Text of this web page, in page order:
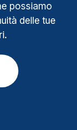
possiamo
delle tue